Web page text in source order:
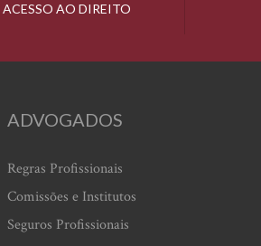
ACESSO AO DIREITO
ADVOGADOS
Regras Profissionais
Comissões e Institutos
Seguros Profissionais